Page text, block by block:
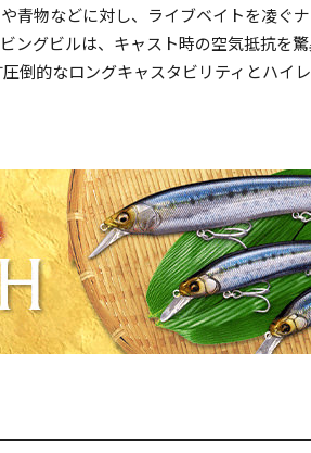
物などに対し、ライブベイトを凌ぐ
ングビルは、キャスト時の空気抵抗を
的なロングキャスタビリティとハイ